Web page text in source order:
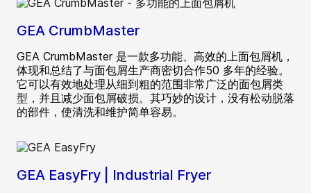
GEA CrumbMaster
GEA CrumbMaster 是一款多功能、高效的上面包屑机，
体现和总结了与面包屑生产商密切合作50 多年的经验。
它可以有效地处理从细到粗的范围非常广泛的面包屑类
型，并且减少面包屑破损。其巧妙的设计，没有松动脱落
的部件，使清洗和维护简单容易。
GEA EasyFry | Industrial Fryer